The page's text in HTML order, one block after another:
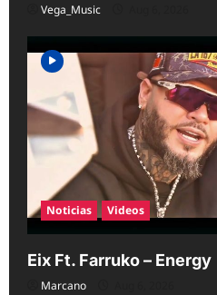
Vega_Music
Noticias Videos
Eix Ft. Farruko – Energy
Marcano